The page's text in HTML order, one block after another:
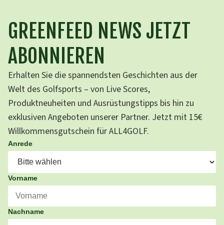
GREENFEED NEWS JETZT
ABONNIEREN
Erhalten Sie die spannendsten Geschichten aus der
Welt des Golfsports – von Live Scores,
Produktneuheiten und Ausrüstungstipps bis hin zu
exklusiven Angeboten unserer Partner. Jetzt mit 15€
Willkommensgutschein für ALL4GOLF.
Anrede
Vorname
Nachname